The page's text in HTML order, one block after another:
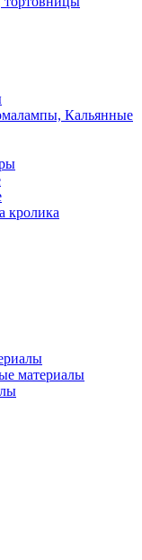
Кальянные
кролика
материалы